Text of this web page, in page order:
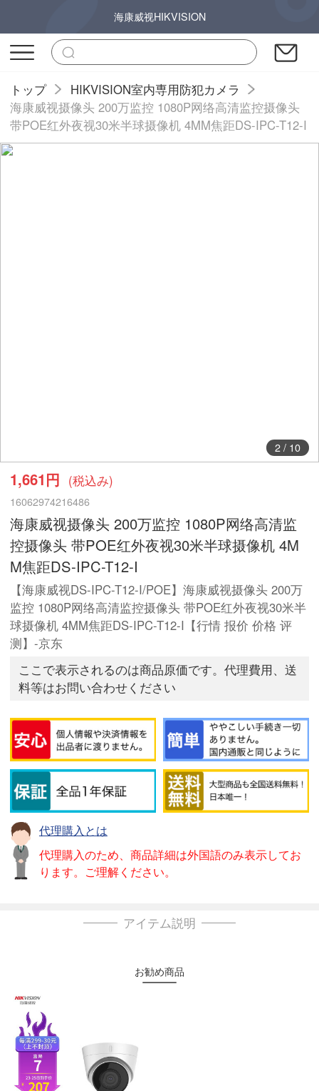
海康威视HIKVISION
トップ
HIKVISION室内専用防犯カメラ
海康威视摄像头 200万监控 1080P网络高清监控摄像头
带POE红外夜视30米半球摄像机 4MM焦距DS-IPC-T12-I
2/ 10
1,661円 (税込み)
16062974216486
海康威视摄像头 200万监控 1080P网络高清监
控摄像头 带POE红外夜视30米半球摄像机 4M
M焦距DS-IPC-T12-I
【海康威视DS-IPC-T12-I/POE】海康威视摄像头 200万
监控 1080P网络高清监控摄像头 带POE红外夜视30米半
球摄像机 4MM焦距DS-IPC-T12-I【行情 报价 价格 评
测】-京东
ここで表示されるのは商品原価です。代理費用、送
料等はお問い合わせください
代理購入とは
代理購入のため、商品詳細は外国語のみ表示してお
ります。ご理解ください。
アイテム説明
お勧め商品